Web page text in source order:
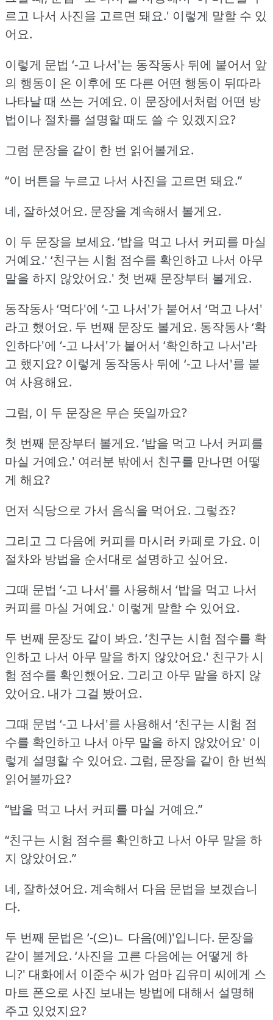
르고 나서 사진을 고르면 돼요.' 이렇게 말할 수 있
어요.
이렇게 문법 ‘-고 나서'는 동작동사 뒤에 붙어서 앞
의 행동이 온 이후에 또 다른 어떤 행동이 뒤따라
나타날 때 쓰는 거예요. 이 문장에서처럼 어떤 방
법이나 절차를 설명할 때도 쓸 수 있겠지요?
그럼 문장을 같이 한 번 읽어볼게요.
“이 버튼을 누르고 나서 사진을 고르면 돼요.”
네, 잘하셨어요. 문장을 계속해서 볼게요.
이 두 문장을 보세요. ‘밥을 먹고 나서 커피를 마실
거예요.' ‘친구는 시험 점수를 확인하고 나서 아무
말을 하지 않았어요.' 첫 번째 문장부터 볼게요.
동작동사 ‘먹다'에 ‘-고 나서'가 붙어서 ‘먹고 나서'
라고 했어요. 두 번째 문장도 볼게요. 동작동사 ‘확
인하다'에 ‘-고 나서'가 붙어서 ‘확인하고 나서'라
고 했지요? 이렇게 동작동사 뒤에 ‘-고 나서'를 붙
여 사용해요.
그럼, 이 두 문장은 무슨 뜻일까요?
첫 번째 문장부터 볼게요. ‘밥을 먹고 나서 커피를
마실 거예요.' 여러분 밖에서 친구를 만나면 어떻
게 해요?
먼저 식당으로 가서 음식을 먹어요. 그렇죠?
그리고 그 다음에 커피를 마시러 카페로 가요. 이
절차와 방법을 순서대로 설명하고 싶어요.
그때 문법 ‘-고 나서'를 사용해서 ‘밥을 먹고 나서
커피를 마실 거예요.' 이렇게 말할 수 있어요.
두 번째 문장도 같이 봐요. ‘친구는 시험 점수를 확
인하고 나서 아무 말을 하지 않았어요.' 친구가 시
험 점수를 확인했어요. 그리고 아무 말을 하지 않
았어요. 내가 그걸 봤어요.
그때 문법 ‘-고 나서'를 사용해서 ‘친구는 시험 점
수를 확인하고 나서 아무 말을 하지 않았어요' 이
렇게 설명할 수 있어요. 그럼, 문장을 같이 한 번씩
읽어볼까요?
“밥을 먹고 나서 커피를 마실 거예요.”
“친구는 시험 점수를 확인하고 나서 아무 말을 하
지 않았어요.”
네, 잘하셨어요. 계속해서 다음 문법을 보겠습니
다.
두 번째 문법은 ‘-(으)ㄴ 다음(에)'입니다. 문장을
같이 볼게요. ‘사진을 고른 다음에는 어떻게 하
니?' 대화에서 이준수 씨가 엄마 김유미 씨에게 스
마트 폰으로 사진 보내는 방법에 대해서 설명해
주고 있었지요?